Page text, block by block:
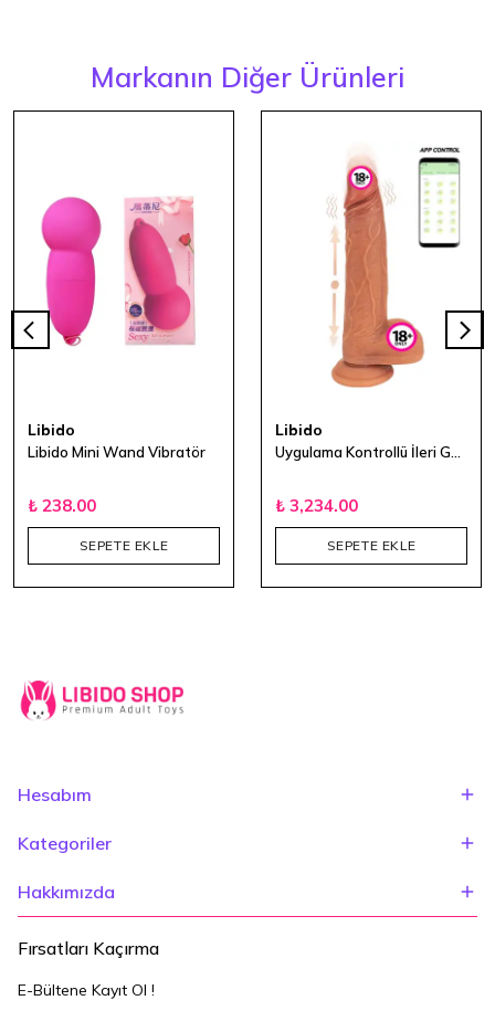
Markanın Diğer Ürünleri
Libido
Libido Mini Wand Vibratör
₺ 238.00
SEPETE EKLE
Libido
₺ 3,234.00
SEPETE EKLE
Hesabım
Kategoriler
Hakkımızda
Fırsatları Kaçırma
E-Bültene Kayıt Ol !